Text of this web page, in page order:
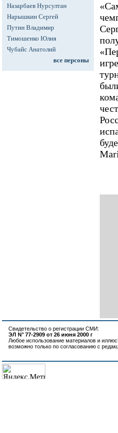
Назарбаев Нурсултан
Нарышкин Сергей
Путин Владимир
Тимошенко Юлия
Чубайс Анатолий
все персоны
Свидетельство о регистрации СМИ:
ЭЛ N° 77-2909 от 26 июня 2000 г
Любое использование материалов и
возможно только по согласованию с